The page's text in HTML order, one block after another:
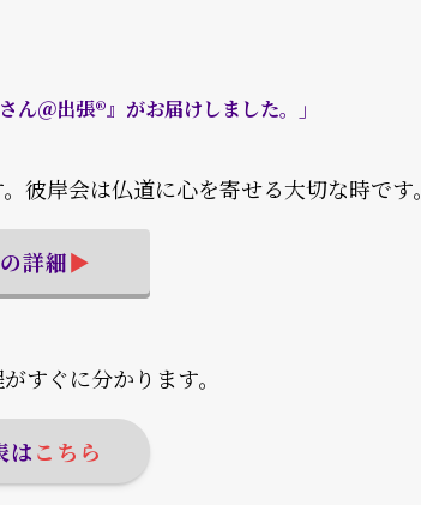
ん＠出張®』がお届けしました。」
彼岸会は仏道に心を寄せる大切な時です。
詳細▶︎
すぐに分かります。
はこちら